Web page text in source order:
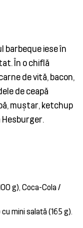
barbeque iese în
În o chiflă
de vită, bacon,
de ceapă
muștar, ketchup
Hesburger.
g), Coca-Cola /
mini salată (165 g).